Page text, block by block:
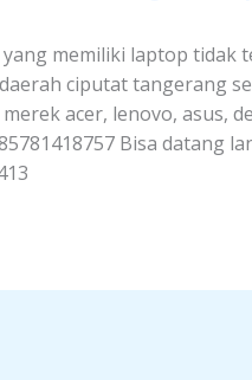
yang memiliki laptop tidak
ciputat tangerang
acer, lenovo, asus,
Bisa datang